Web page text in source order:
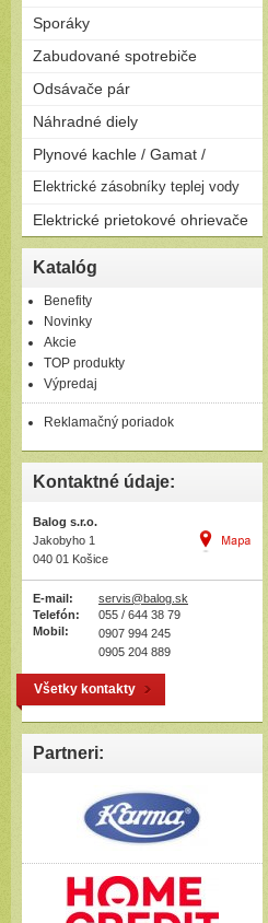
uhlie
Solárne zostavy - vákuové
Regulátory
Sporáky
Plynové
Kombinované
Zabudované spotrebiče
Rúry
Umývačky riadu
Odsávače pár
Komínové
Ostrovčekové
Náhradné diely
Plynové kachle / Gamat /
Plynové kachle
Elektrické zásobníky teplej vody
Závesné
Ležaté
Elektrické prietokové ohrievače
Elektrické prietokové
ohrievače
Katalóg
Benefity
Novinky
Akcie
TOP produkty
Výpredaj
Reklamačný poriadok
Kontaktné údaje:
Balog s.r.o.
Jakobyho 1
040 01 Košice
E-mail:
servis@balog.sk
Telefón:
055 / 644 38 79
Mobil:
0907 994 245
0905 204 889
Všetky kontakty
Partneri: